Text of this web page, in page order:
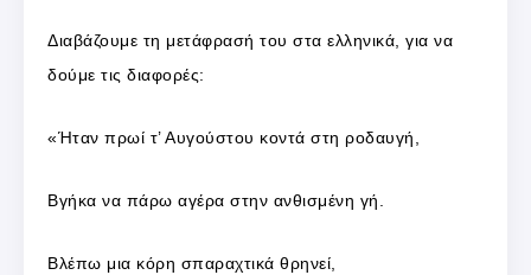
Διαβάζουμε τη μετάφρασή του στα ελληνικά, για να
δούμε τις διαφορές:
«Ήταν πρωί τ’ Αυγούστου κοντά στη ροδαυγή,
Βγήκα να πάρω αγέρα στην ανθισμένη γή.
Βλέπω μια κόρη σπαραχτικά θρηνεί,